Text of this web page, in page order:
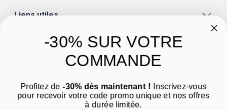
Liens utiles
Nous contacter par email
-30% SUR VOTRE
COMMANDE
Profitez de -30% dès maintenant ! Inscrivez-vous
pour recevoir votre code promo unique et nos offres
à durée limitée.